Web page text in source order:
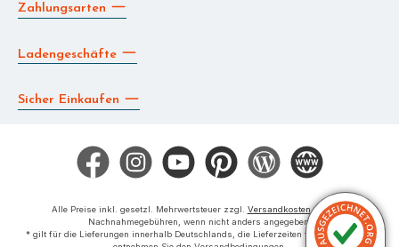
Zahlungsarten
Ladengeschäfte
Sicher Einkaufen
Facebook Instagram YouTube Pinterest Blog Die BERG App
Alle Preise inkl. gesetzl. Mehrwertsteuer zzgl. Versandkostenund ggf.
Nachnahmegebühren, wenn nicht anders angegeben.
* gilt für die Lieferungen innerhalb Deutschlands, die Lieferzeiten für das Ausland